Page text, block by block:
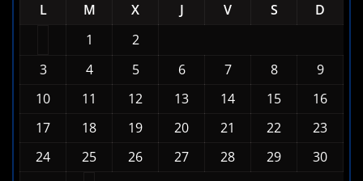
L
M X J V S
D
1
2
3
4 5 6 7 8
9
10
11 12 13 14 15
16
17
18 19 20 21 22
23
24
25 26 27 28 29
30